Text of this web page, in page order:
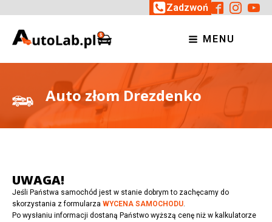
Zadzwoń
MENU
Auto złom Drezdenko
UWAGA!
Jeśli Państwa samochód jest w stanie dobrym to zachęcamy do
skorzystania z formularza WYCENA SAMOCHODU.
Po wysłaniu informacji dostaną Państwo wyższą cenę niż w kalkulatorze